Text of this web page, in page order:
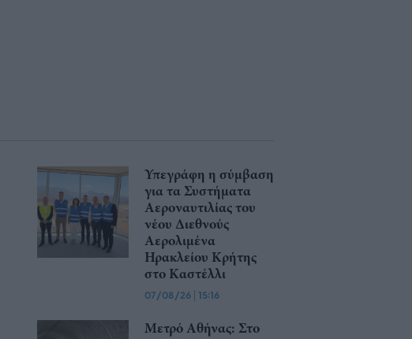
Υπεγράφη η σύμβαση
για τα Συστήματα
Αεροναυτιλίας του
νέου Διεθνούς
Αερολιμένα
Ηρακλείου Κρήτης
στο Καστέλλι
07/08/26 | 15:16
Μετρό Αθήνας: Στο